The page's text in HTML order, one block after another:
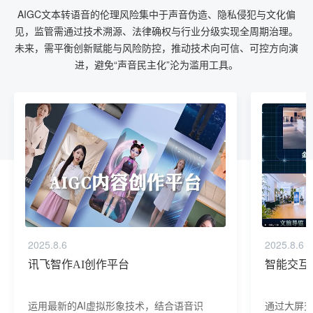
AIGC文本转语音的伦理风险集中于声音伪造、隐私侵犯与文化偏
见，监管需通过技术溯源、法律确权与行业分级实现全周期治理。
未来，需平衡创新赋能与风险防控，推动技术向可信、可控方向演
进，避免“声音民主化”沦为滥用工具。
2025.8.6
讯飞智作AI创作平台
运用最新的AI虚拟形象技术，结合语音识
2025.8.6
智能交互
通过大屏